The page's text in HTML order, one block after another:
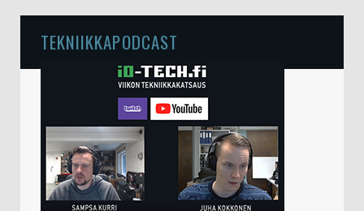
TEKNIIKKAPODCAST